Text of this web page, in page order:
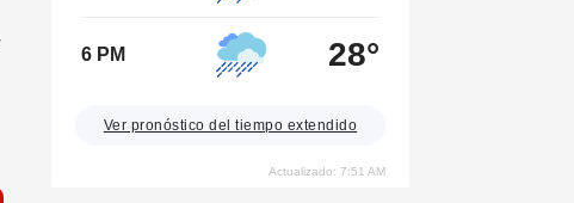
6 PM 28°
Ver pronóstico del tiempo extendido
Actualizado: 7:51 AM